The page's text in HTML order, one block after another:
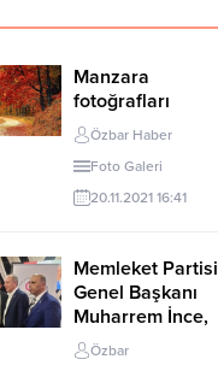
Manzara
fotoğrafları
Özbar Haber
Foto Galeri
20.11.2021 16:41
Memleket Partisi
Genel Başkanı
Muharrem İnce,
İstanbul Anadolu
Yakası Doğu ve
Özbar